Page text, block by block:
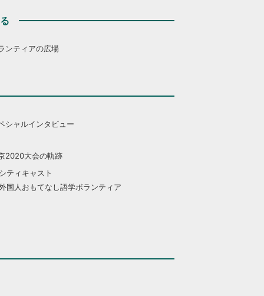
ンティアの広場
シャルインタビュー
2020大会の軌跡
シティキャスト
国人おもてなし語学ボランティア